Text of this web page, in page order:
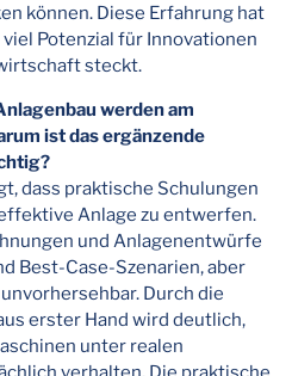
können. Diese Erfahrung hat
Potenzial für Innovationen
steckt.
werden am
ist das ergänzende
dass praktische Schulungen
Anlage zu entwerfen.
und Anlagenentwürfe
Best-Case-Szenarien, aber
Durch die
erster Hand wird deutlich,
unter realen